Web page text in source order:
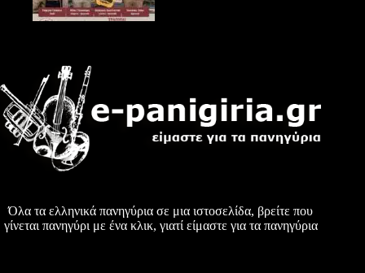
Όλα τα ελληνικά πανηγύρια σε μια ιστοσελίδα, βρείτε που
γίνεται πανηγύρι με ένα κλικ, γιατί είμαστε για τα πανηγύρια